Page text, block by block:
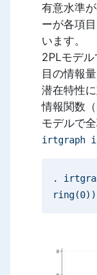
有意水準
ーが各項
います。
2PLモデ
目の情報
潜在特性
情報関数（
モデルで
irtgraph
.
ring(0))